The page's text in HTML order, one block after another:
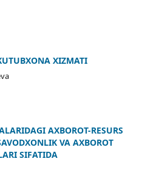
XIZMATI
AXBOROT-RESURS
VA AXBOROT
SIFATIDA